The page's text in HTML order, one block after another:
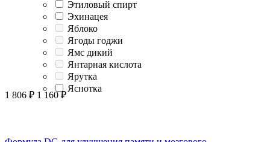
Этиловый спирт
Эхинацея
Яблоко
Ягоды годжи
Ямс дикий
Янтарная кислота
Ярутка
Яснотка
1 806 ₽ 1 160 ₽